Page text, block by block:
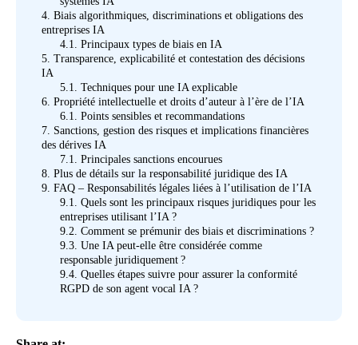
4. Biais algorithmiques, discriminations et obligations des
entreprises IA
4.1. Principaux types de biais en IA
5. Transparence, explicabilité et contestation des décisions
IA
5.1. Techniques pour une IA explicable
6. Propriété intellectuelle et droits d’auteur à l’ère de l’IA
6.1. Points sensibles et recommandations
7. Sanctions, gestion des risques et implications financières
des dérives IA
7.1. Principales sanctions encourues
8. Plus de détails sur la responsabilité juridique des IA
9. FAQ – Responsabilités légales liées à l’utilisation de l’IA
9.1. Quels sont les principaux risques juridiques pour les
entreprises utilisant l’IA ?
9.2. Comment se prémunir des biais et discriminations ?
9.3. Une IA peut-elle être considérée comme
responsable juridiquement ?
9.4. Quelles étapes suivre pour assurer la conformité
RGPD de son agent vocal IA ?